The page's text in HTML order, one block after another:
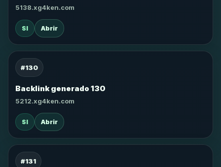
5138.xg4ken.com
SI Abrir
#130
Backlink generado 130
5212.xg4ken.com
SI Abrir
#131